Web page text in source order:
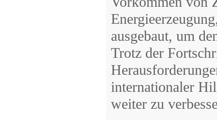
ausgebaut, um
Trotz der
internationaler
weiter zu